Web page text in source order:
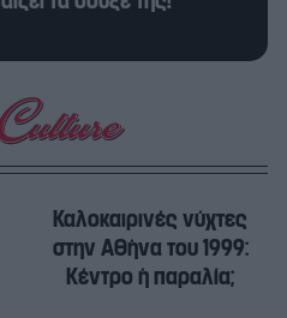
Καλοκαιρινές νύχτες
στην Αθήνα του 1999:
Κέντρο ή παραλία;